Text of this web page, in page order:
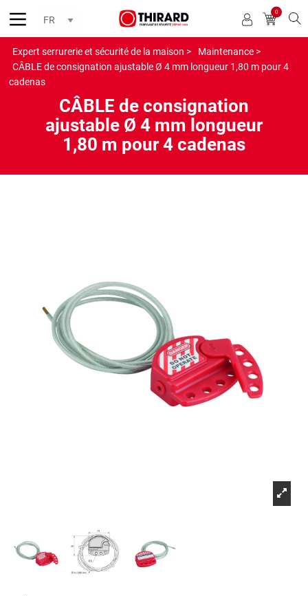
0
Expert serrurerie et sécurité de la maison >
Maintenance >
CÂBLE de consignation ajustable Ø 4 mm longueur 1,80 m pour 4
cadenas
CÂBLE de consignation
ajustable Ø 4 mm longueur
1,80 m pour 4 cadenas